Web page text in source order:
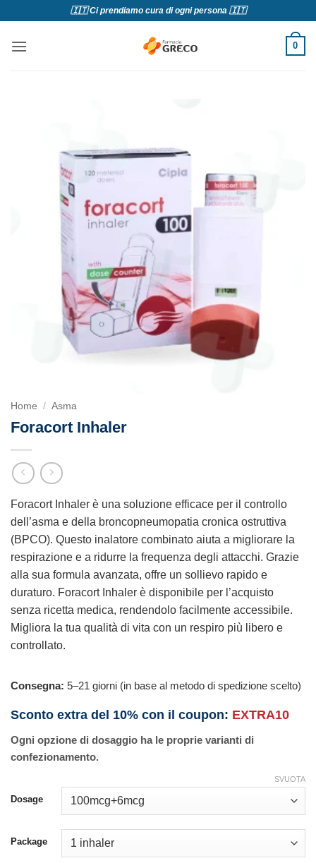
contenuti
🇮🇹 Ci prendiamo cura di ogni persona 🇮🇹
0
Home / Asma
Foracort Inhaler
Foracort Inhaler è una soluzione efficace per il controllo
dell’asma e della broncopneumopatia cronica ostruttiva
(BPCO). Questo inalatore combinato aiuta a migliorare la
respirazione e a ridurre la frequenza degli attacchi. Grazie
alla sua formula avanzata, offre un sollievo rapido e
duraturo. Foracort Inhaler è disponibile per l’acquisto
senza ricetta medica, rendendolo facilmente accessibile.
Migliora la tua qualità di vita con un respiro più libero e
controllato.
Consegna: 5–21 giorni (in base al metodo di spedizione scelto)
Sconto extra del 10% con il coupon: EXTRA10
Ogni opzione di dosaggio ha le proprie varianti di
confezionamento.
Dosage
Package
SVUOTA